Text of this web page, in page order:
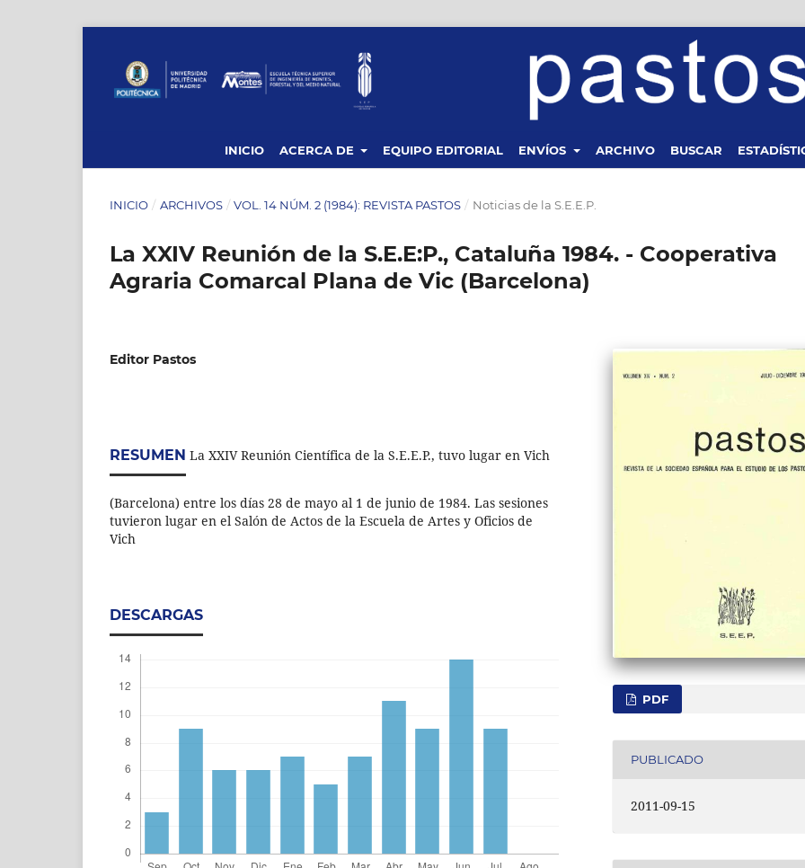
INICIO ACERCA DE EQUIPO EDITORIAL ENVÍOS ARCHIVO BUSCAR
INICIO / ARCHIVOS / VOL. 14 NÚM. 2 (1984): REVISTA PASTOS / Noticias de la S.E.E.P.
La XXIV Reunión de la S.E.E:P., Cataluña 1984. - Cooperativa
Agraria Comarcal Plana de Vic (Barcelona)
Editor Pastos
RESUMEN La XXIV Reunión Científica de la S.E.E.P., tuvo lugar en Vich
(Barcelona) entre los días 28 de mayo al 1 de junio de 1984. Las sesiones
tuvieron lugar en el Salón de Actos de la Escuela de Artes y Oficios de
Vich
DESCARGAS
PDF
PUBLICADO
2011-09-15